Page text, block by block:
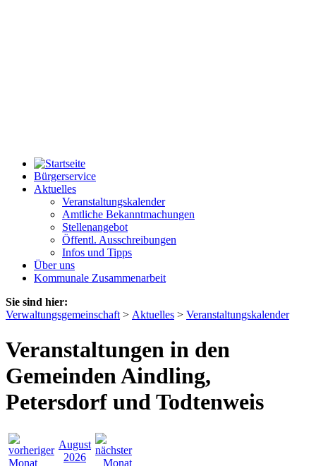
Bürgerservice
Aktuelles
Veranstaltungskalender
Amtliche Bekanntmachungen
Stellenangebot
Öffentl. Ausschreibungen
Infos und Tipps
Über uns
Kommunale Zusammenarbeit
Sie sind hier:
Verwaltungsgemeinschaft > Aktuelles > Veranstaltungskalender
Veranstaltungen in den
Gemeinden Aindling,
Petersdorf und Todtenweis
August
2026